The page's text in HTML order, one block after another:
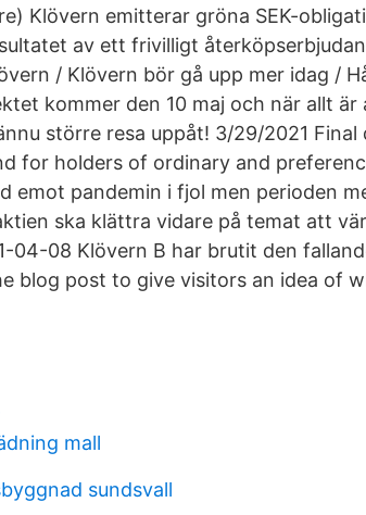
Klövern emitterar gröna SEK-
av ett frivilligt
/ Klövern bör gå upp mer idag /
kommer den 10 maj och när allt
större resa uppåt! 3/29/2021
for holders of ordinary and
emot pandemin i fjol men perioden
ska klättra vidare på temat att
04-08 Klövern B har brutit den
blog post to give visitors an idea of
mall
sundsvall